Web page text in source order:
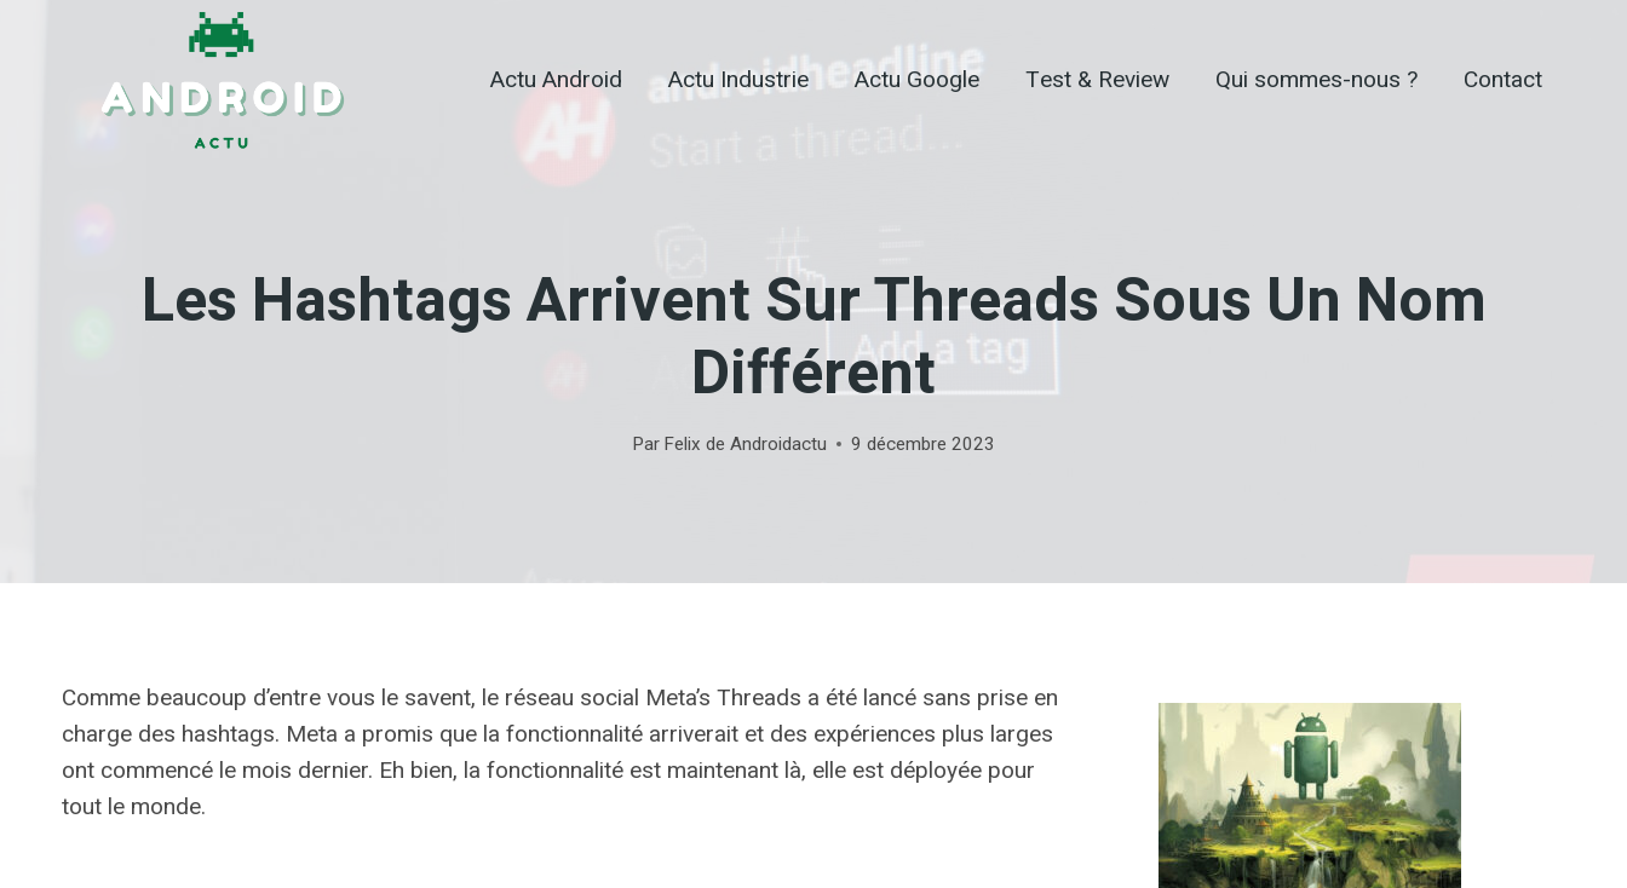
Actu Android Actu Industrie Actu Google Test & Review Qui sommes-nous ? Contact
Les Hashtags Arrivent Sur Threads Sous Un Nom
Différent
Par Felix de Androidactu 9 décembre 2023
Comme beaucoup d’entre vous le savent, le réseau social Meta’s Threads a été lancé sans prise en
charge des hashtags. Meta a promis que la fonctionnalité arriverait et des expériences plus larges
ont commencé le mois dernier. Eh bien, la fonctionnalité est maintenant là, elle est déployée pour
tout le monde.